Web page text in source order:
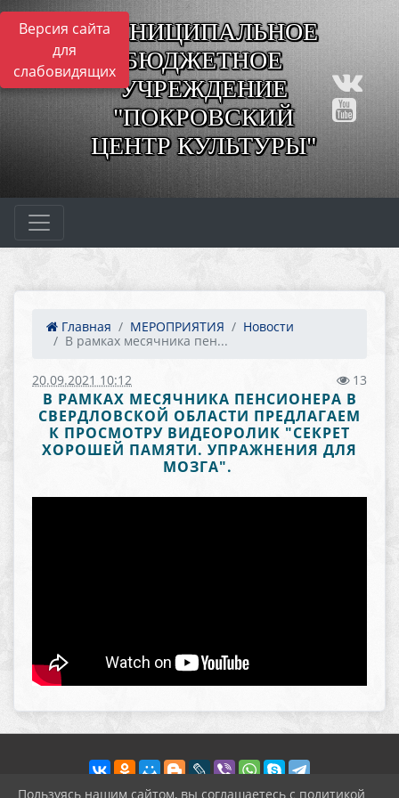
Версия сайта
для
слабовидящих
МУНИЦИПАЛЬНОЕ
БЮДЖЕТНОЕ
УЧРЕЖДЕНИЕ
"ПОКРОВСКИЙ
ЦЕНТР КУЛЬТУРЫ"
Главная МЕРОПРИЯТИЯ
Новости
В рамках месячника пен...
20.09.2021 10:12 13
В РАМКАХ МЕСЯЧНИКА ПЕНСИОНЕРА В
СВЕРДЛОВСКОЙ ОБЛАСТИ ПРЕДЛАГАЕМ
К ПРОСМОТРУ ВИДЕОРОЛИК "СЕКРЕТ
ХОРОШЕЙ ПАМЯТИ. УПРАЖНЕНИЯ ДЛЯ
МОЗГА".
Пользуясь нашим сайтом, вы соглашаетесь с политикой